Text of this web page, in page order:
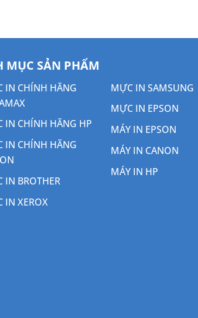
MỤC SẢN PHẨM
IN CHÍNH HÃNG
IN CHÍNH HÃNG HP
IN CHÍNH HÃNG
IN BROTHER
IN XEROX
MỰC IN SAMSUNG
MỰC IN EPSON
MÁY IN EPSON
MÁY IN CANON
MÁY IN HP